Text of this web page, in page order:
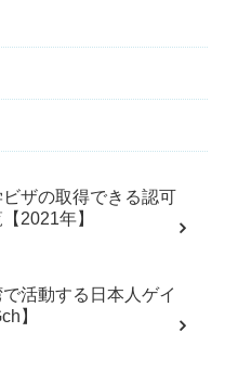
ビザの取得できる認可
2021年】
で活動する日本人ゲイ
】